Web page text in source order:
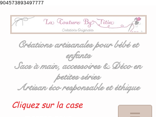
904573893497777
Créations artisanales pour bébé et
enfants
Sacs à main, accessoires & Déco en
petites séries
Artisan éco responsable et éthique
Cliquez sur la case